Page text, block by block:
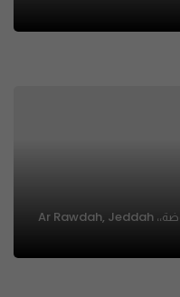
Qassem Zeinah، شارع قاسم زينه، الروضة،، Ar Rawdah, Jeddah